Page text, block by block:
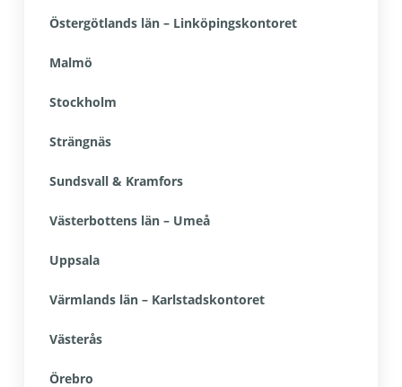
Östergötlands län – Linköpingskontoret
Malmö
Stockholm
Strängnäs
Sundsvall & Kramfors
Västerbottens län – Umeå
Uppsala
Värmlands län – Karlstadskontoret
Västerås
Örebro